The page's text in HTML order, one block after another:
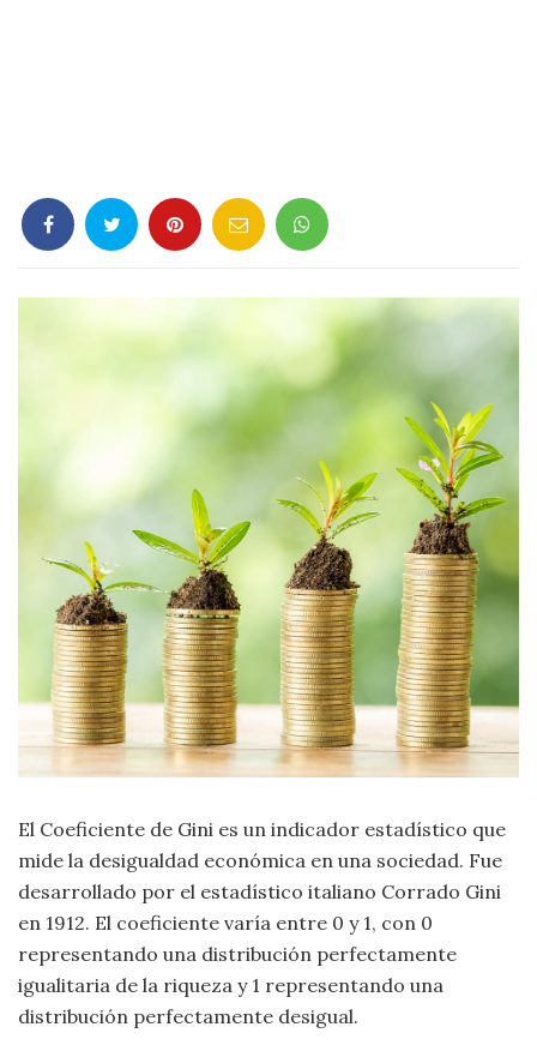
Gastronomía
Historia
Literatura
Moda
Tendencias
Naturaleza
Psicología
Salud
Sociología
Tecnología
El Coeficiente de Gini es un indicador estadístico que
mide la desigualdad económica en una sociedad. Fue
desarrollado por el estadístico italiano Corrado Gini
en 1912. El coeficiente varía entre 0 y 1, con 0
representando una distribución perfectamente
igualitaria de la riqueza y 1 representando una
distribución perfectamente desigual.